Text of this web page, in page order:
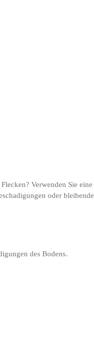
Verwenden Sie
oder
des Bodens.